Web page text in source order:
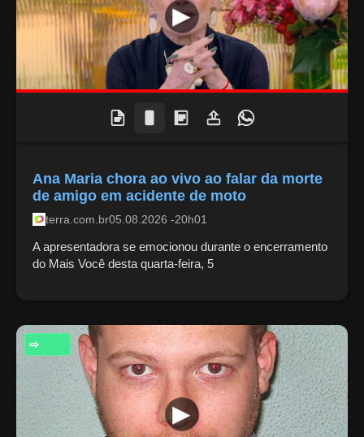
Ana Maria chora ao vivo ao falar da morte
de amigo em acidente de moto
terra.com.br05.08.2026 -20h01
A apresentadora se emocionou durante o encerramento
do Mais Você desta quarta-feira, 5
RELIGIÃO